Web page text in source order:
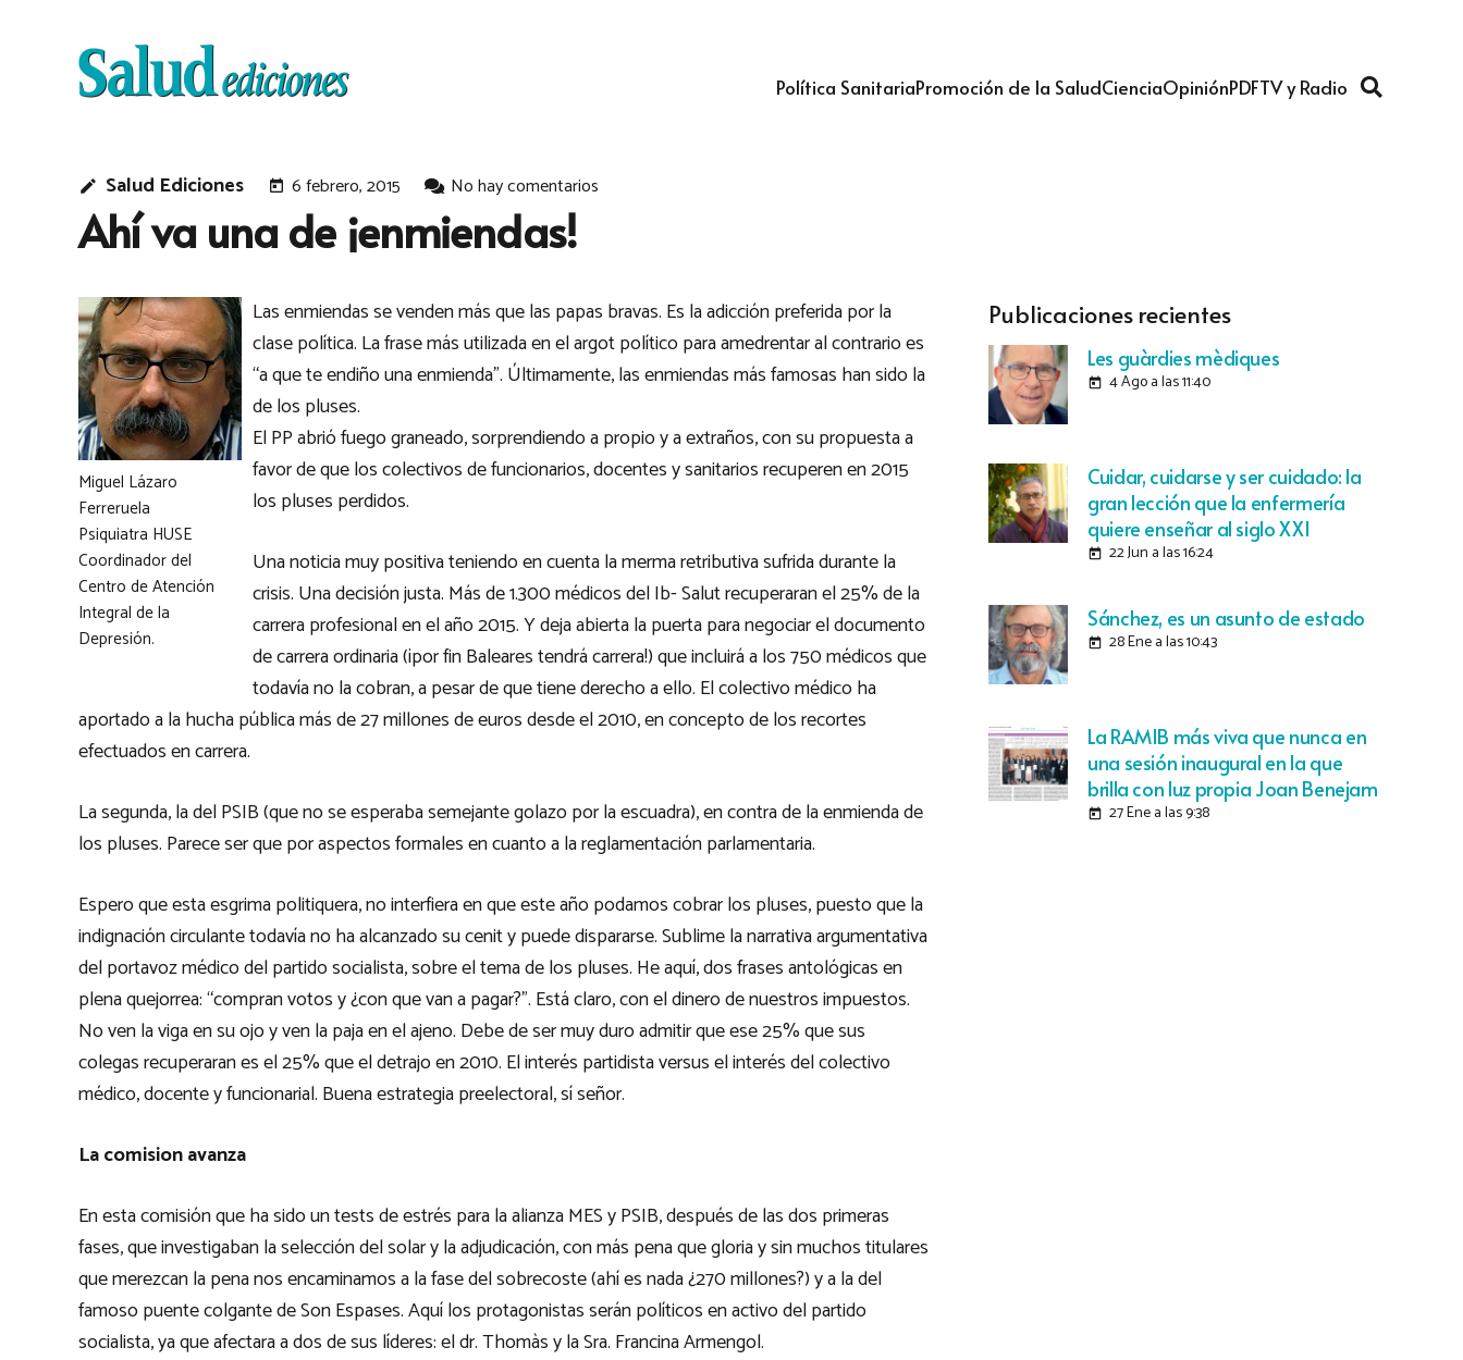
Política SanitariaPromoción de la SaludCienciaOpiniónPDFTV y Radio
edit Salud Ediciones today 6 febrero, 2015 No hay comentarios
Ahí va una de ¡enmiendas!
Miguel Lázaro
Ferreruela
Psiquiatra HUSE
Coordinador del
Centro de Atención
Integral de la
Depresión.
Las enmiendas se venden más que las papas bravas. Es la adicción preferida por la
clase política. La frase más utilizada en el argot político para amedrentar al contrario es
“a que te endiño una enmienda”. Últimamente, las enmiendas más famosas han sido la
de los pluses.
El PP abrió fuego graneado, sorprendiendo a propio y a extraños, con su propuesta a
favor de que los colectivos de funcionarios, docentes y sanitarios recuperen en 2015
los pluses perdidos.
Una noticia muy positiva teniendo en cuenta la merma retributiva sufrida durante la
crisis. Una decisión justa. Más de 1.300 médicos del Ib- Salut recuperaran el 25% de la
carrera profesional en el año 2015. Y deja abierta la puerta para negociar el documento
de carrera ordinaria (¡por fin Baleares tendrá carrera!) que incluirá a los 750 médicos que
todavía no la cobran, a pesar de que tiene derecho a ello. El colectivo médico ha
aportado a la hucha pública más de 27 millones de euros desde el 2010, en concepto de los recortes
efectuados en carrera.
La segunda, la del PSIB (que no se esperaba semejante golazo por la escuadra), en contra de la enmienda de
los pluses. Parece ser que por aspectos formales en cuanto a la reglamentación parlamentaria.
Espero que esta esgrima politiquera, no interfiera en que este año podamos cobrar los pluses, puesto que la
indignación circulante todavía no ha alcanzado su cenit y puede dispararse. Sublime la narrativa argumentativa
del portavoz médico del partido socialista, sobre el tema de los pluses. He aquí, dos frases antológicas en
plena quejorrea: “compran votos y ¿con que van a pagar?”. Está claro, con el dinero de nuestros impuestos.
No ven la viga en su ojo y ven la paja en el ajeno. Debe de ser muy duro admitir que ese 25% que sus
colegas recuperaran es el 25% que el detrajo en 2010. El interés partidista versus el interés del colectivo
médico, docente y funcionarial. Buena estrategia preelectoral, sí señor.
La comision avanza
En esta comisión que ha sido un tests de estrés para la alianza MES y PSIB, después de las dos primeras
fases, que investigaban la selección del solar y la adjudicación, con más pena que gloria y sin muchos titulares
que merezcan la pena nos encaminamos a la fase del sobrecoste (ahí es nada ¿270 millones?) y a la del
famoso puente colgante de Son Espases. Aquí los protagonistas serán políticos en activo del partido
socialista, ya que afectara a dos de sus líderes: el dr. Thomàs y la Sra. Francina Armengol.
Publicaciones recientes
Les guàrdies mèdiques
today 4 Ago a las 11:40
Cuidar, cuidarse y ser cuidado: la
gran lección que la enfermería
quiere enseñar al siglo XXI
today 22 Jun a las 16:24
Sánchez, es un asunto de estado
today 28 Ene a las 10:43
La RAMIB más viva que nunca en
una sesión inaugural en la que
brilla con luz propia Joan Benejam
today 27 Ene a las 9:38